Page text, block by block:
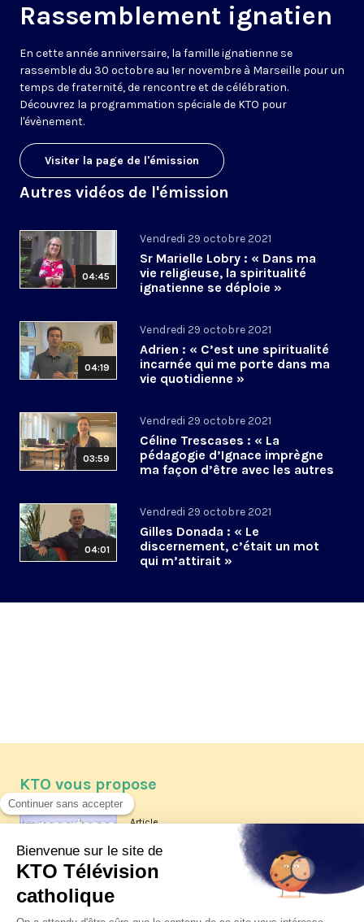
Rassemblement ignatien
En cette année anniversaire, la famille ignatienne se
rassemble du 30 octobre au 1er novembre à Marseille pour un
temps de fraternité, de rencontre et de célébration.
Découvrez la programmation spéciale de KTO pour
l'évènement.
Visiter la page de l'émission
Autres vidéos de l'émission
04:45
Vendredi 29 octobre 2021
Sr Marielle Lobry : « Dans ma
vie religieuse, la spiritualité
ignatienne se déploie »
04:19
Vendredi 29 octobre 2021
Adrien : « C’est une spiritualité
incarnée qui me porte dans ma
vie quotidienne »
03:59
Vendredi 29 octobre 2021
Céline Trescases : « La
pédagogie d’Ignace imprègne
ma façon d’être avec les autres
04:01
Vendredi 29 octobre 2021
Gilles Donada : « Le
discernement, c’était un mot
qui m’attirait »
KTO vous propose
Article
Les reportages d'été 2026 de KTO
La visite pastorale du pape Léon